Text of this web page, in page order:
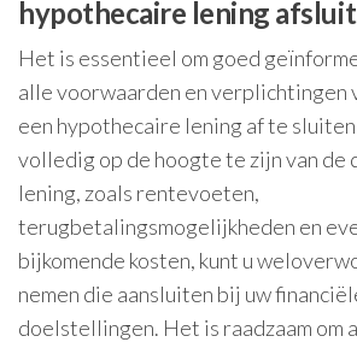
hypothecaire lening
Het is essentieel om goed
alle voorwaarden en verplichtingen
een hypothecaire lening af te
volledig op de hoogte te zijn van de
lening, zoals rentevoeten,
terugbetalingsmogelijkheden en
bijkomende kosten, kunt u
nemen die aansluiten bij uw
doelstellingen. Het is raadzaam om